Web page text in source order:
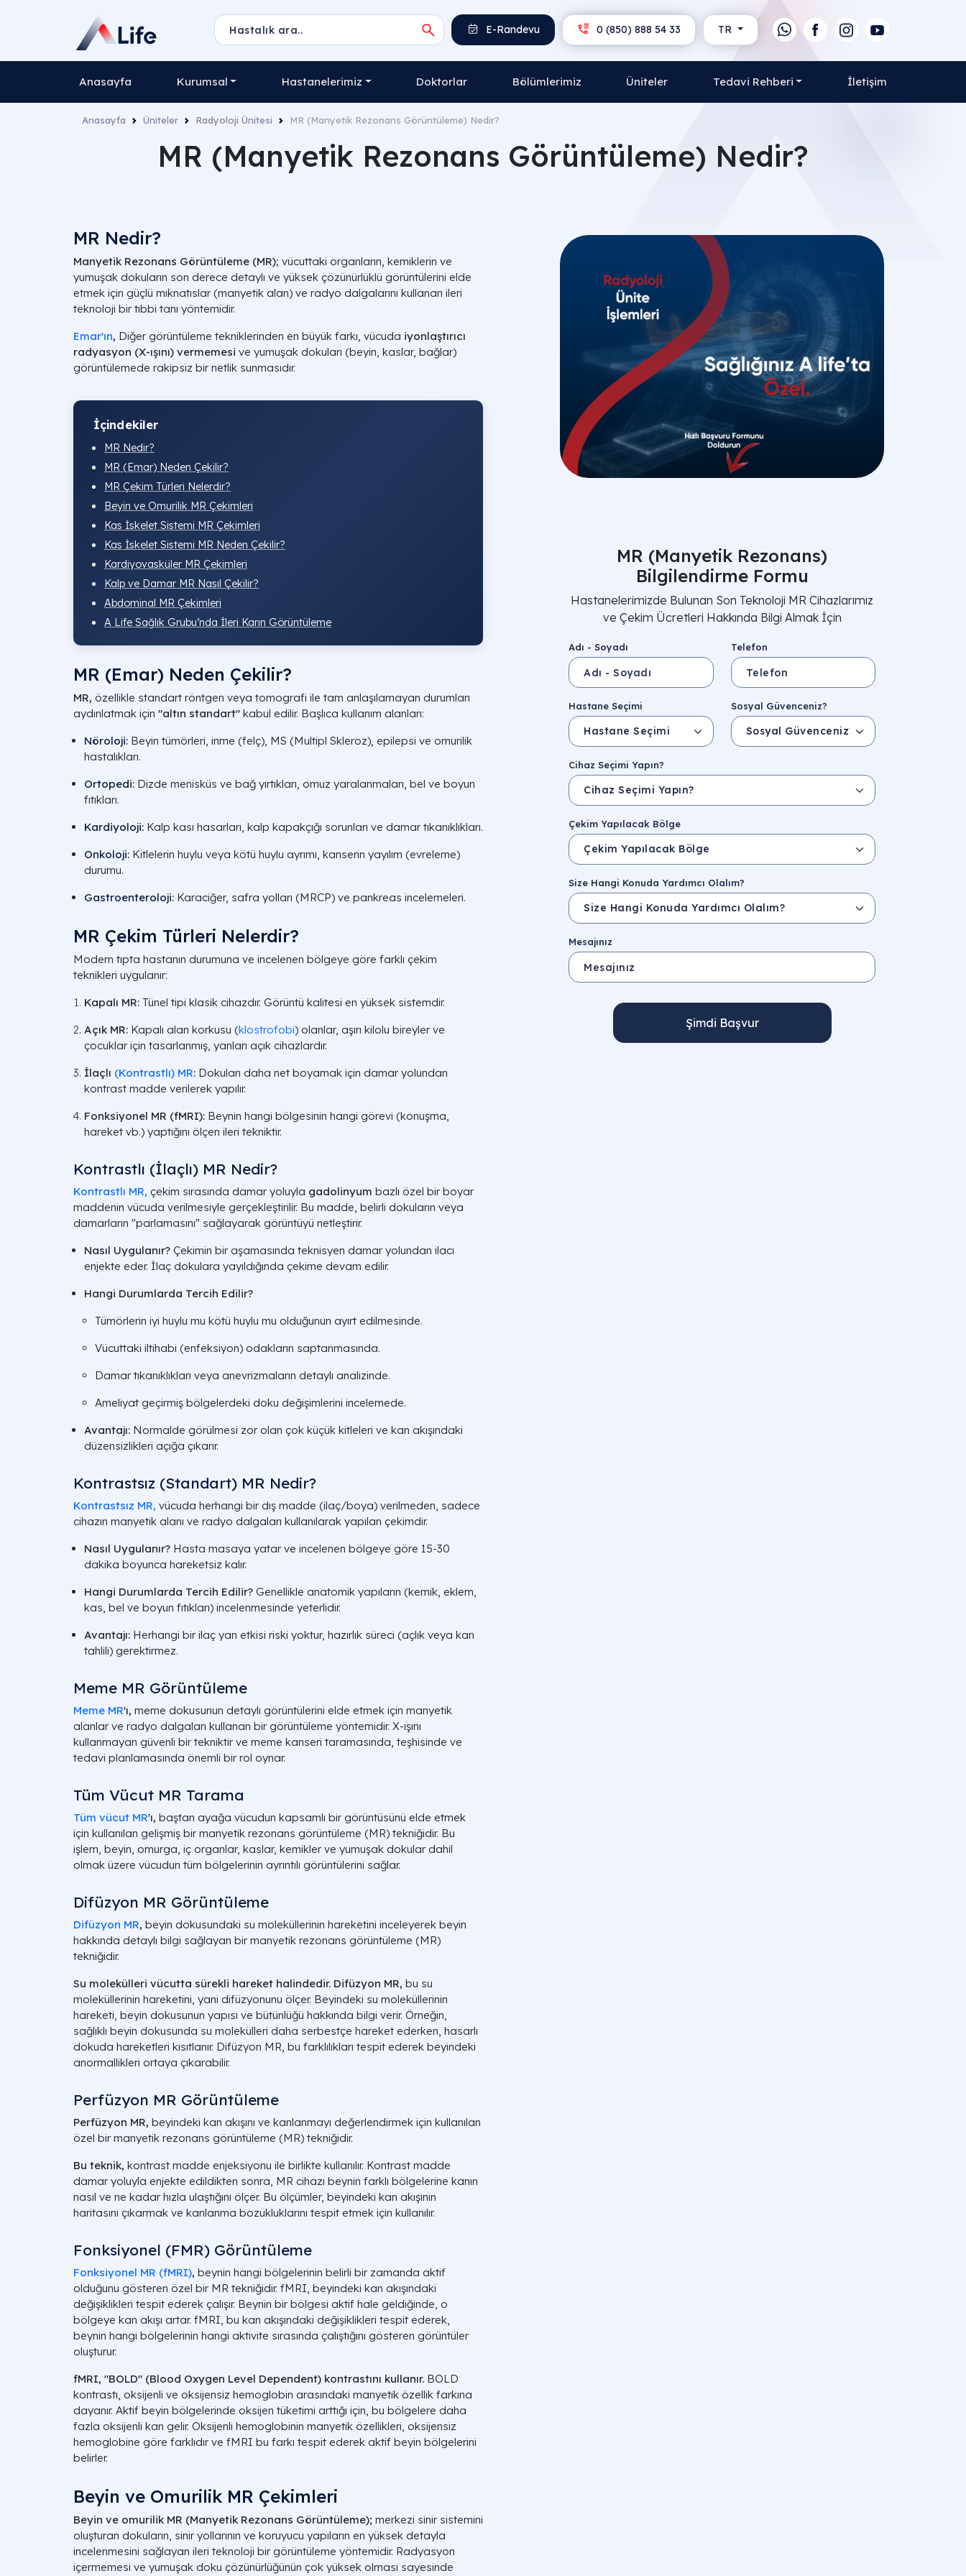
TR
0 (850) 888 54 33
E-Randevu
Anasayfa Kurumsal Hastanelerimiz Doktorlar Bölümlerimiz Üniteler Tedavi Rehberi İletişim
Anasayfa Üniteler Radyoloji Ünitesi MR (Manyetik Rezonans Görüntüleme) Nedir?
MR (Manyetik Rezonans Görüntüleme) Nedir?
MR Nedir?
Manyetik Rezonans Görüntüleme (MR); vücuttaki organların, kemiklerin ve
yumuşak dokuların son derece detaylı ve yüksek çözünürlüklü görüntülerini elde
etmek için güçlü mıknatıslar (manyetik alan) ve radyo dalgalarını kullanan ileri
teknoloji bir tıbbi tanı yöntemidir.
Emar'ın, Diğer görüntüleme tekniklerinden en büyük farkı, vücuda iyonlaştırıcı
radyasyon (X-ışını) vermemesi ve yumuşak dokuları (beyin, kaslar, bağlar)
görüntülemede rakipsiz bir netlik sunmasıdır.
İçindekiler
MR Nedir?
MR (Emar) Neden Çekilir?
MR Çekim Türleri Nelerdir?
Beyin ve Omurilik MR Çekimleri
Kas İskelet Sistemi MR Çekimleri
Kas İskelet Sistemi MR Neden Çekilir?
Kardiyovasküler MR Çekimleri
Kalp ve Damar MR Nasıl Çekilir?
Abdominal MR Çekimleri
A Life Sağlık Grubu’nda İleri Karın Görüntüleme
MR (Emar) Neden Çekilir?
MR, özellikle standart röntgen veya tomografi ile tam anlaşılamayan durumları
aydınlatmak için "altın standart" kabul edilir. Başlıca kullanım alanları:
Nöroloji: Beyin tümörleri, inme (felç), MS (Multipl Skleroz), epilepsi ve omurilik
hastalıkları.
Ortopedi: Dizde menisküs ve bağ yırtıkları, omuz yaralanmaları, bel ve boyun
fıtıkları.
Kardiyoloji: Kalp kası hasarları, kalp kapakçığı sorunları ve damar tıkanıklıkları.
Onkoloji: Kitlelerin huylu veya kötü huylu ayrımı, kanserin yayılım (evreleme)
durumu.
Gastroenteroloji: Karaciğer, safra yolları (MRCP) ve pankreas incelemeleri.
MR Çekim Türleri Nelerdir?
Modern tıpta hastanın durumuna ve incelenen bölgeye göre farklı çekim
teknikleri uygulanır:
Kapalı MR: Tünel tipi klasik cihazdır. Görüntü kalitesi en yüksek sistemdir.
Açık MR: Kapalı alan korkusu (klostrofobi) olanlar, aşırı kilolu bireyler ve
çocuklar için tasarlanmış, yanları açık cihazlardır.
İlaçlı (Kontrastlı) MR: Dokuları daha net boyamak için damar yolundan
kontrast madde verilerek yapılır.
Fonksiyonel MR (fMRI): Beynin hangi bölgesinin hangi görevi (konuşma,
hareket vb.) yaptığını ölçen ileri tekniktir.
Kontrastlı (İlaçlı) MR Nedir?
Kontrastlı MR, çekim sırasında damar yoluyla gadolinyum bazlı özel bir boyar
maddenin vücuda verilmesiyle gerçekleştirilir. Bu madde, belirli dokuların veya
damarların "parlamasını" sağlayarak görüntüyü netleştirir.
Nasıl Uygulanır? Çekimin bir aşamasında teknisyen damar yolundan ilacı
enjekte eder. İlaç dokulara yayıldığında çekime devam edilir.
Hangi Durumlarda Tercih Edilir?
Tümörlerin iyi huylu mu kötü huylu mu olduğunun ayırt edilmesinde.
Vücuttaki iltihabi (enfeksiyon) odakların saptanmasında.
Damar tıkanıklıkları veya anevrizmaların detaylı analizinde.
Ameliyat geçirmiş bölgelerdeki doku değişimlerini incelemede.
Avantajı: Normalde görülmesi zor olan çok küçük kitleleri ve kan akışındaki
düzensizlikleri açığa çıkarır.
Kontrastsız (Standart) MR Nedir?
Kontrastsız MR, vücuda herhangi bir dış madde (ilaç/boya) verilmeden, sadece
cihazın manyetik alanı ve radyo dalgaları kullanılarak yapılan çekimdir.
Nasıl Uygulanır? Hasta masaya yatar ve incelenen bölgeye göre 15-30
dakika boyunca hareketsiz kalır.
Hangi Durumlarda Tercih Edilir? Genellikle anatomik yapıların (kemik, eklem,
kas, bel ve boyun fıtıkları) incelenmesinde yeterlidir.
Avantajı: Herhangi bir ilaç yan etkisi riski yoktur, hazırlık süreci (açlık veya kan
tahlili) gerektirmez.
Meme MR Görüntüleme
Meme MR'ı, meme dokusunun detaylı görüntülerini elde etmek için manyetik
alanlar ve radyo dalgaları kullanan bir görüntüleme yöntemidir. X-ışını
kullanmayan güvenli bir tekniktir ve meme kanseri taramasında, teşhisinde ve
tedavi planlamasında önemli bir rol oynar.
Tüm Vücut MR Tarama
Tüm vücut MR'ı, baştan ayağa vücudun kapsamlı bir görüntüsünü elde etmek
için kullanılan gelişmiş bir manyetik rezonans görüntüleme (MR) tekniğidir. Bu
işlem, beyin, omurga, iç organlar, kaslar, kemikler ve yumuşak dokular dahil
olmak üzere vücudun tüm bölgelerinin ayrıntılı görüntülerini sağlar.
Difüzyon MR Görüntüleme
Difüzyon MR, beyin dokusundaki su moleküllerinin hareketini inceleyerek beyin
hakkında detaylı bilgi sağlayan bir manyetik rezonans görüntüleme (MR)
tekniğidir.
Su molekülleri vücutta sürekli hareket halindedir. Difüzyon MR, bu su
moleküllerinin hareketini, yani difüzyonunu ölçer. Beyindeki su moleküllerinin
hareketi, beyin dokusunun yapısı ve bütünlüğü hakkında bilgi verir. Örneğin,
sağlıklı beyin dokusunda su molekülleri daha serbestçe hareket ederken, hasarlı
dokuda hareketleri kısıtlanır. Difüzyon MR, bu farklılıkları tespit ederek beyindeki
anormallikleri ortaya çıkarabilir.
Perfüzyon MR Görüntüleme
Perfüzyon MR, beyindeki kan akışını ve kanlanmayı değerlendirmek için kullanılan
özel bir manyetik rezonans görüntüleme (MR) tekniğidir.
Bu teknik, kontrast madde enjeksiyonu ile birlikte kullanılır. Kontrast madde
damar yoluyla enjekte edildikten sonra, MR cihazı beynin farklı bölgelerine kanın
nasıl ve ne kadar hızla ulaştığını ölçer. Bu ölçümler, beyindeki kan akışının
haritasını çıkarmak ve kanlanma bozukluklarını tespit etmek için kullanılır.
Fonksiyonel (FMR) Görüntüleme
Fonksiyonel MR (fMRI), beynin hangi bölgelerinin belirli bir zamanda aktif
olduğunu gösteren özel bir MR tekniğidir. fMRI, beyindeki kan akışındaki
değişiklikleri tespit ederek çalışır. Beynin bir bölgesi aktif hale geldiğinde, o
bölgeye kan akışı artar. fMRI, bu kan akışındaki değişiklikleri tespit ederek,
beynin hangi bölgelerinin hangi aktivite sırasında çalıştığını gösteren görüntüler
oluşturur.
fMRI, "BOLD" (Blood Oxygen Level Dependent) kontrastını kullanır. BOLD
kontrastı, oksijenli ve oksijensiz hemoglobin arasındaki manyetik özellik farkına
dayanır. Aktif beyin bölgelerinde oksijen tüketimi arttığı için, bu bölgelere daha
fazla oksijenli kan gelir. Oksijenli hemoglobinin manyetik özellikleri, oksijensiz
hemoglobine göre farklıdır ve fMRI bu farkı tespit ederek aktif beyin bölgelerini
belirler.
Beyin ve Omurilik MR Çekimleri
Beyin ve omurilik MR (Manyetik Rezonans Görüntüleme); merkezi sinir sistemini
oluşturan dokuların, sinir yollarının ve koruyucu yapıların en yüksek detayla
incelenmesini sağlayan ileri teknoloji bir görüntüleme yöntemidir. Radyasyon
içermemesi ve yumuşak doku çözünürlüğünün çok yüksek olması sayesinde
MR (Manyetik Rezonans)
Bilgilendirme Formu
Hastanelerimizde Bulunan Son Teknoloji MR Cihazlarımız
ve Çekim Ücretleri Hakkında Bilgi Almak İçin
Adı - Soyadı Telefon
Hastane Seçimi Sosyal Güvenceniz?
Cihaz Seçimi Yapın?
Çekim Yapılacak Bölge
Size Hangi Konuda Yardımcı Olalım?
Mesajınız
Şimdi Başvur